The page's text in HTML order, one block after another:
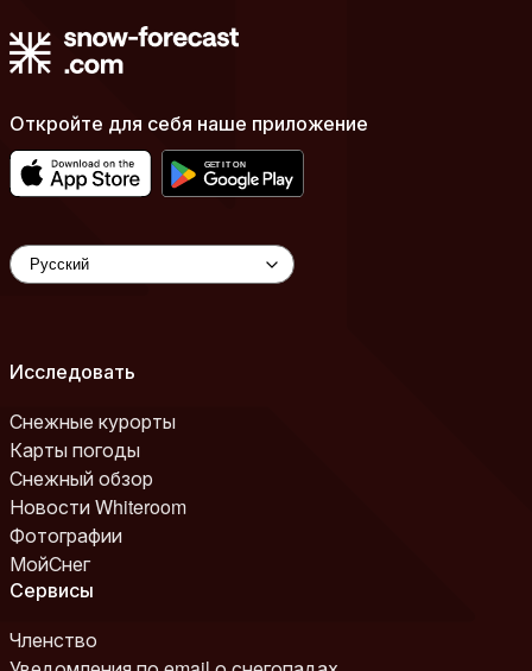
Откройте для себя наше приложение
Исследовать
Снежные курорты
Карты погоды
Снежный обзор
Новости Whiteroom
Фотографии
МойСнег
Сервисы
Членство